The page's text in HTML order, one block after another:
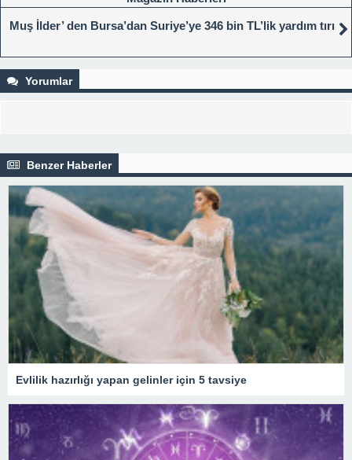
Muş İlder’ den Bursa’dan Suriye’ye 346 bin TL’lik yardım tırı
Yorumlar
Benzer Haberler
Evlilik hazırlığı yapan gelinler için 5 tavsiye